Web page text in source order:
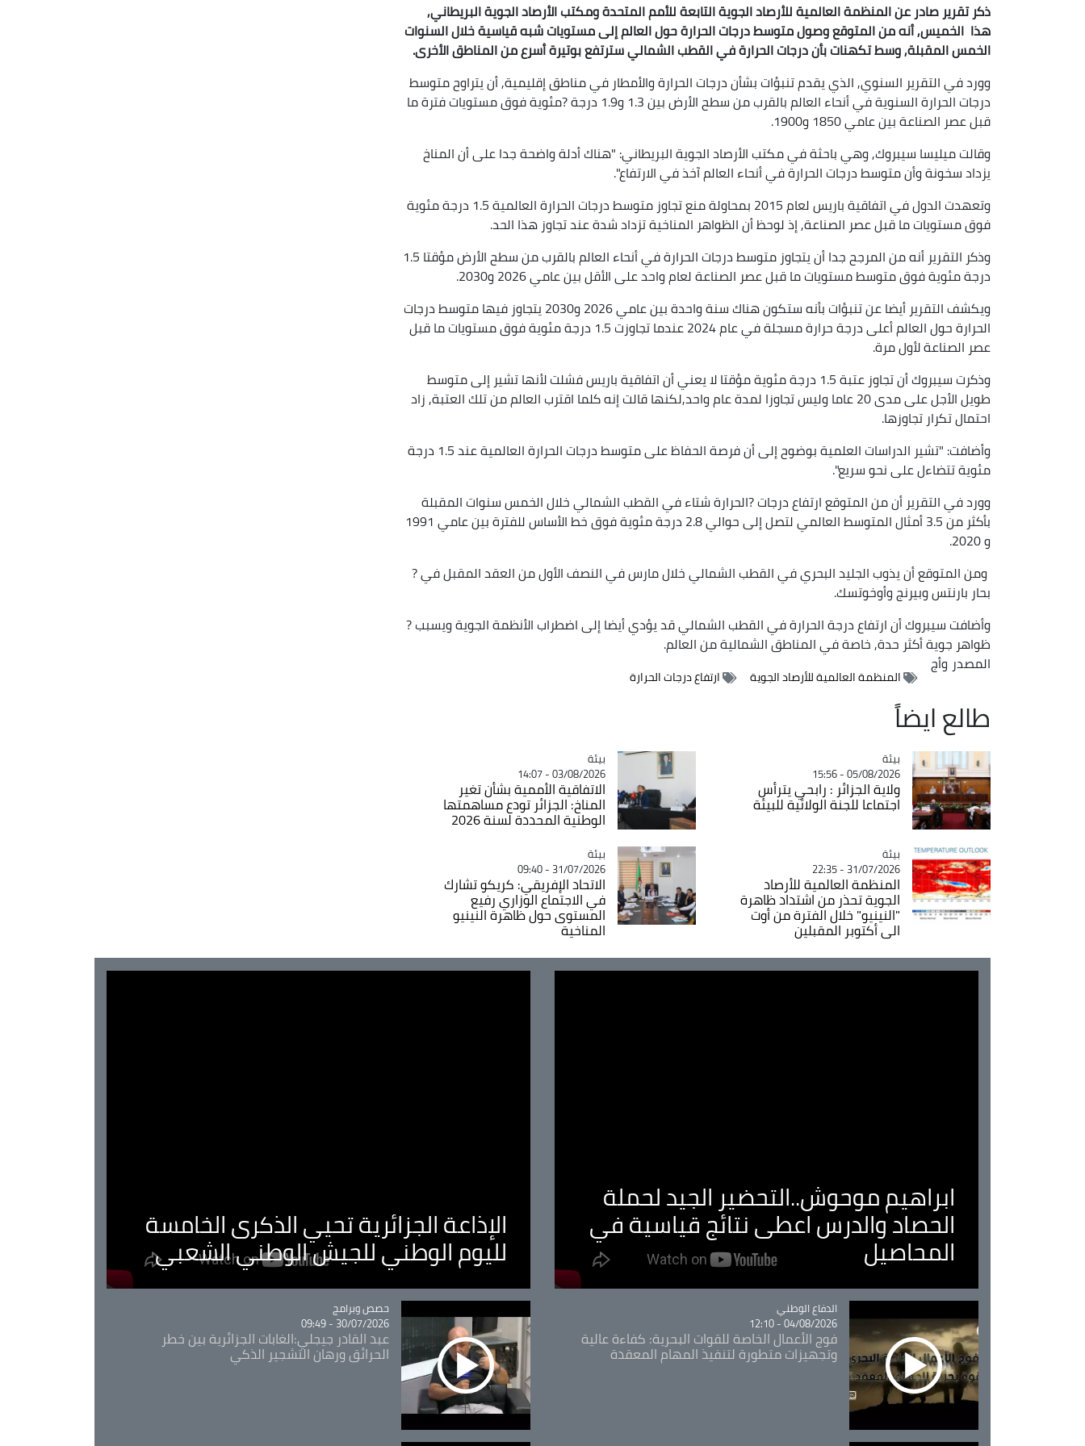
ذكر تقرير صادر عن المنظمة العالمية للأرصاد الجوية التابعة للأمم المتحدة ومكتب الأرصاد الجوية البريطاني,
هذا الخميس, أنه من المتوقع وصول متوسط درجات الحرارة حول العالم إلى مستويات شبه قياسية خلال السنوات
الخمس المقبلة, وسط تكهنات بأن درجات الحرارة في القطب ‌الشمالي سترتفع بوتيرة أسرع من المناطق الأخرى.
وورد في التقرير السنوي, الذي يقدم تنبؤات بشأن درجات الحرارة والأمطار في مناطق إقليمية, أن يتراوح متوسط
درجات الحرارة السنوية في أنحاء العالم بالقرب من سطح الأرض بين 1.3 و1.9 درجة ?مئوية فوق مستويات فترة ما
قبل عصر الصناعة بين عامي 1850 و1900.
وقالت ميليسا سيبروك, وهي باحثة في مكتب الأرصاد الجوية البريطاني: "هناك أدلة واضحة جدا على أن المناخ
يزداد سخونة وأن متوسط درجات الحرارة في أنحاء العالم آخذ في الارتفاع".
وتعهدت الدول في اتفاقية باريس لعام 2015 بمحاولة منع تجاوز متوسط درجات الحرارة العالمية 1.5 درجة مئوية
فوق مستويات ما قبل عصر الصناعة, إذ لوحظ أن الظواهر المناخية تزداد شدة عند تجاوز هذا الحد.
وذكر التقرير أنه من المرجح جدا أن يتجاوز متوسط درجات الحرارة في أنحاء العالم بالقرب من سطح الأرض مؤقتا 1.5
درجة مئوية فوق متوسط مستويات ما قبل عصر الصناعة لعام واحد على الأقل بين عامي 2026 و2030.
ويكشف التقرير أيضا عن تنبؤات بأنه ستكون هناك سنة واحدة بين عامي 2026 و2030 يتجاوز فيها ‌متوسط درجات
الحرارة حول العالم أعلى درجة حرارة مسجلة في عام 2024 عندما تجاوزت 1.5 درجة مئوية فوق مستويات ما قبل
عصر الصناعة لأول مرة.
وذكرت سيبروك أن تجاوز عتبة 1.5 درجة مئوية مؤقتا لا يعني أن اتفاقية باريس فشلت لأنها تشير إلى متوسط
طويل الأجل على مدى 20 عاما وليس تجاوزا لمدة عام واحد,لكنها قالت إنه كلما اقترب العالم من تلك العتبة, زاد
احتمال تكرار تجاوزها.
وأضافت: "تشير الدراسات العلمية بوضوح إلى أن فرصة الحفاظ على متوسط درجات الحرارة العالمية عند 1.5 درجة
مئوية تتضاءل على نحو سريع".
وورد في التقرير أن من المتوقع ارتفاع درجات ?الحرارة شتاء في القطب الشمالي خلال الخمس سنوات المقبلة
بأكثر من 3.5 أمثال المتوسط العالمي لتصل إلى حوالي 2.8 درجة مئوية فوق خط الأساس للفترة بين عامي 1991
و 2020.
ومن المتوقع أن يذوب الجليد البحري في القطب الشمالي خلال مارس في النصف الأول من العقد المقبل في ?
بحار بارنتس وبيرنج وأوخوتسك.
وأضافت سيبروك أن ارتفاع درجة الحرارة في القطب الشمالي قد يؤدي أيضا إلى اضطراب الأنظمة الجوية ويسبب ?
ظواهر جوية أكثر حدة, خاصة في المناطق الشمالية من العالم.
المصدر وأج
المنظمة العالمية للأرصاد الجوية ارتفاع درجات الحرارة
طالع ايضاً
Catégorie
بيئة
05/08/2026 - 15:56
ولاية الجزائر : رابحي يترأس
اجتماعا للجنة الولائية للبيئة
Catégorie
بيئة
03/08/2026 - 14:07
الاتفاقية الأممية بشأن تغير
المناخ: الجزائر تودع مساهمتها
الوطنية المحددة لسنة 2026
Catégorie
بيئة
31/07/2026 - 22:35
المنظمة العالمية للأرصاد
الجوية تحذر من اشتداد ظاهرة
"النينيو" خلال الفترة من أوت
الى أكتوبر المقبلين
Catégorie
بيئة
31/07/2026 - 09:40
الاتحاد الإفريقي: كريكو تشارك
في الاجتماع الوزاري رفيع
المستوى حول ظاهرة النينيو
المناخية
ابراهيم موحوش..التحضير الجيد لحملة
الحصاد والدرس اعطى نتائج قياسية في
المحاصيل
الإذاعة الجزائرية تحيي الذكرى الخامسة
لليوم الوطني للجيش الوطني الشعبي
Catégorie
الدفاع الوطني
04/08/2026 - 12:10
فوج الأعمال الخاصة للقوات البحرية: كفاءة عالية
وتجهيزات متطورة لتنفيذ المهام المعقدة
Catégorie
حصص وبرامج
30/07/2026 - 09:49
عبد القادر جيجلي:الغابات الجزائرية بين خطر
الحرائق ورهان التشجير الذكي